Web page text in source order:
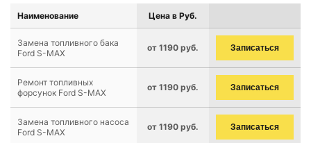
Наименование Цена в Руб.
Замена топливного бака
Ford S-MAX
от 1190 руб. Записаться
Ремонт топливных
форсунок Ford S-MAX
от 1190 руб. Записаться
Замена топливного насоса
Ford S-MAX
от 1190 руб. Записаться